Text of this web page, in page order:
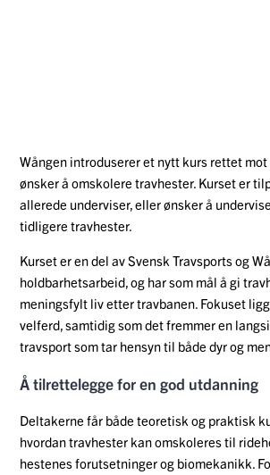
Wången introduserer et nytt kurs rettet
ønsker å omskolere travhester. Kurset er
allerede underviser, eller ønsker å
tidligere travhester.
Kurset er en del av Svensk Travsports og
holdbarhetsarbeid, og har som mål å gi
meningsfylt liv etter travbanen. Fokuset
velferd, samtidig som det fremmer en
travsport som tar hensyn til både dyr og
Å tilrettelegge for en god utdanning
Deltakerne får både teoretisk og praktisk
hvordan travhester kan omskoleres til
hestenes forutsetninger og biomekanikk.